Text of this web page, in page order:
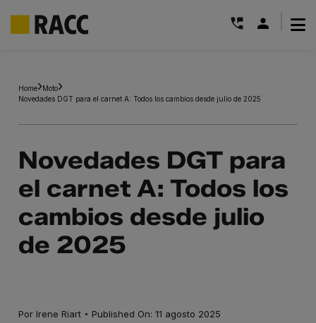
contenido
Home Moto
Novedades DGT para el carnet A: Todos los cambios desde julio de 2025
Novedades DGT para
el carnet A: Todos los
cambios desde julio
de 2025
Por Irene Riart · Published On: 11 agosto 2025